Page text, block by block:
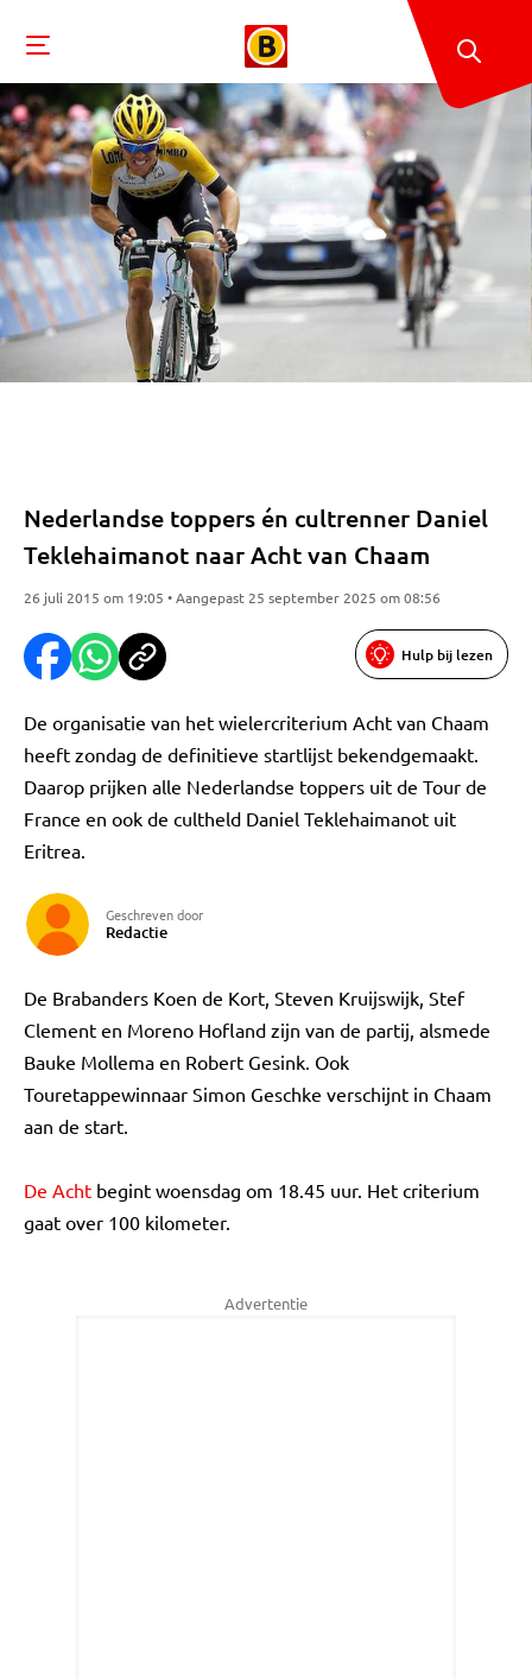
Nederlandse toppers én cultrenner Daniel
Teklehaimanot naar Acht van Chaam
26 juli 2015 om 19:05 • Aangepast 25 september 2025 om 08:56
Hulp bij lezen
De organisatie van het wielercriterium Acht van Chaam
heeft zondag de definitieve startlijst bekendgemaakt.
Daarop prijken alle Nederlandse toppers uit de Tour de
France en ook de cultheld Daniel Teklehaimanot uit
Eritrea.
Geschreven door
Redactie
De Brabanders Koen de Kort, Steven Kruijswijk, Stef
Clement en Moreno Hofland zijn van de partij, alsmede
Bauke Mollema en Robert Gesink. Ook
Touretappewinnaar Simon Geschke verschijnt in Chaam
aan de start.
De Acht begint woensdag om 18.45 uur. Het criterium
gaat over 100 kilometer.
Advertentie